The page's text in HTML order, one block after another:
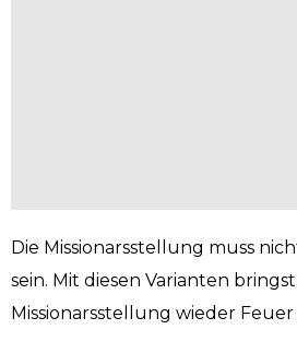
Die Missionarsstellung muss
sein. Mit diesen Varianten
Missionarsstellung wieder